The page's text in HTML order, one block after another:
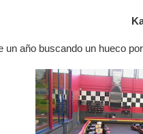
un año buscando un hueco